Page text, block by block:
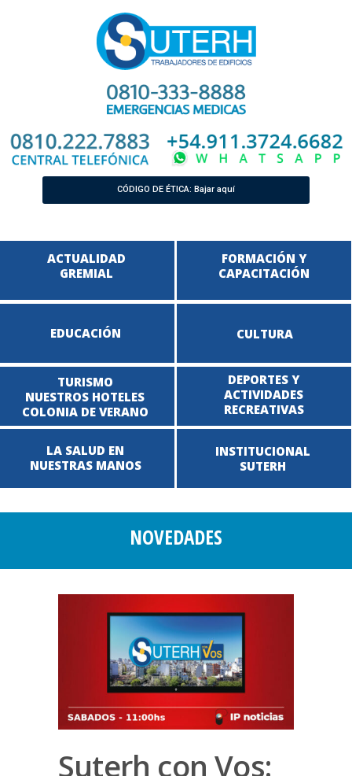
CÓDIGO DE ÉTICA: Bajar aquí
ACTUALIDAD
GREMIAL
EDUCACIÓN CULTURA
TURISMO
NUESTROS HOTELES
COLONIA DE VERANO
DEPORTES Y
ACTIVIDADES
RECREATIVAS
LA SALUD EN
NUESTRAS MANOS
INSTITUCIONAL
SUTERH
FORMACIÓN Y
CAPACITACIÓN
NOVEDADES
Suterh con Vos: